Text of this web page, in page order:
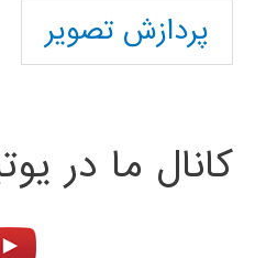
پردازش تصویر
کانال ما در